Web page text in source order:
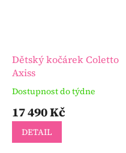
Dětský kočárek Coletto
Axiss
Průměrné
produktu
2,6
Dostupnost do týdne
17 490 Kč
DETAIL